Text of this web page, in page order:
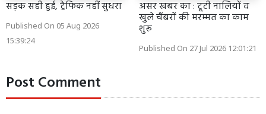
सड़क सही हुई, ट्रैफिक नहीं सुधरा
Published On 05 Aug 2026
15:39:24
असर खबर का : टूटी नालियों व
खुले चैंबरों की मरम्मत का काम
शुरू
Published On 27 Jul 2026 12:01:21
Post Comment